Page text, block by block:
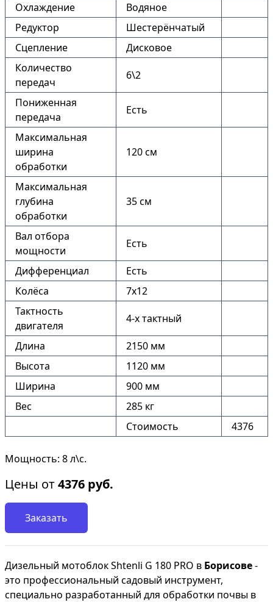
Охлаждение
Водяное
Редуктор
Шестерёнчатый
Сцепление
Дисковое
Количество
передач
6\2
Пониженная
передача
Есть
Максимальная
ширина
обработки
120 см
Максимальная
глубина
обработки
35 см
Вал отбора
мощности
Есть
Дифференциал
Есть
Колёса
7х12
Тактность
двигателя
4-х тактный
Длина
2150 мм
Высота
1120 мм
Ширина
900 мм
Вес
285 кг
Стоимость
4376
Мощность: 8 л\с.
Цены от4376 руб.
Заказать
Дизельный мотоблок Shtenli G 180 PRO в Борисове-
это профессиональный садовый инструмент,
специально разработанный для обработки почвы в